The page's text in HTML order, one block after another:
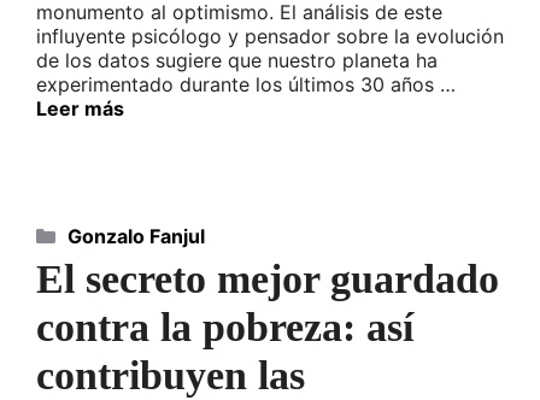
monumento al optimismo. El análisis de este
influyente psicólogo y pensador sobre la evolución
de los datos sugiere que nuestro planeta ha
experimentado durante los últimos 30 años …
Leer más
El secreto mejor guardado
contra la pobreza: así
contribuyen las
Categorías
Gonzalo Fanjul